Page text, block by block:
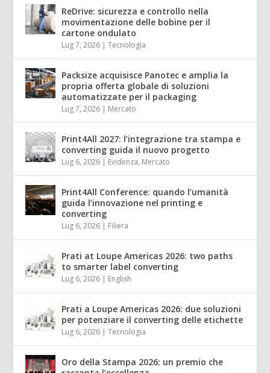
ReDrive: sicurezza e controllo nella
movimentazione delle bobine per il
cartone ondulato
Lug 7, 2026 |Tecnologia
Packsize acquisisce Panotec e amplia la
propria offerta globale di soluzioni
automatizzate per il packaging
Lug 7, 2026 | Mercato
Print4All 2027: l’integrazione tra stampa e
converting guida il nuovo progetto
Lug 6, 2026 | Evidenza, Mercato
Print4All Conference: quando l’umanità
guida l’innovazione nel printing e
converting
Lug 6, 2026 | Filiera
Prati at Loupe Americas 2026: two paths
to smarter label converting
Lug 6, 2026 | English
Prati a Loupe Americas 2026: due soluzioni
per potenziare il converting delle etichette
Lug 6, 2026 |Tecnologia
Oro della Stampa 2026: un premio che